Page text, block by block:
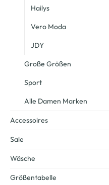
Hailys
Vero Moda
JDY
Große Größen
Sport
Alle Damen Marken
Accessoires
Sale
Wäsche
Größentabelle